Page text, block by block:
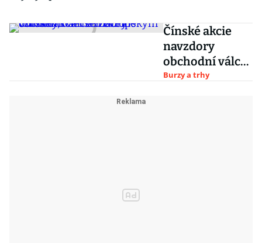
Čínské akcie
navzdory
obchodní válce
znatelně
Burzy a trhy